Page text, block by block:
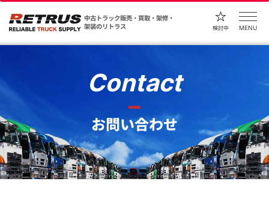
中古トラック販売・買取・架修・
架装のリトラス
検討中 MENU
Contact
お問い合わせ